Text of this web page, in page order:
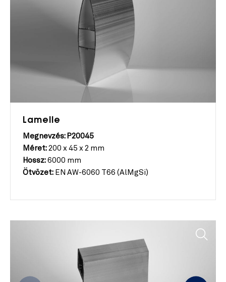
Lamelle
Megnevzés: P20045
Méret: 200 x 45 x 2 mm
Hossz: 6000 mm
Ötvözet: EN AW-6060 T66 (AlMgSi)